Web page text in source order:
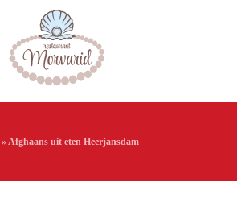
»Afghaans uit eten Heerjansdam